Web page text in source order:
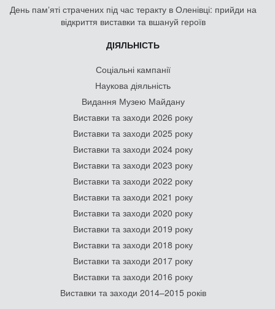
День памʼяті страчених під час теракту в Оленівці: прийди на
відкриття виставки та вшануй героїв
ДІЯЛЬНІСТЬ
Соціальні кампанії
Наукова діяльність
Видання Музею Майдану
Виставки та заходи 2026 року
Виставки та заходи 2025 року
Виставки та заходи 2024 року
Виставки та заходи 2023 року
Виставки та заходи 2022 року
Виставки та заходи 2021 року
Виставки та заходи 2020 року
Виставки та заходи 2019 року
Виставки та заходи 2018 року
Виставки та заходи 2017 року
Виставки та заходи 2016 року
Виставки та заходи 2014–2015 років